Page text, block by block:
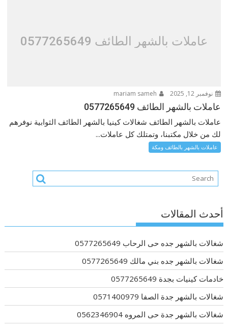
عاملات بالشهر الطائف 0577265649
نوفمبر 12, 2025
عاملات بالشهر الطائف 0577265649
عاملات بالشهر الطائف شغالات كينيا بالشهر الطائف الثوابية نوفرهم
لك من خلال مكتبنا، وتمتلك كل عاملات...
عاملات بالشهر بالطائف ومكة
أحدث المقالات
شغالات بالشهر جده حى الرحاب 0577265649
شغالات بالشهر جده بني مالك 0577265649
خادمات كينيات بجدة 0577265649
شغالات بالشهر جدة الصفا 0571400979
شغالات بالشهر جدة حى المروه 0562346904